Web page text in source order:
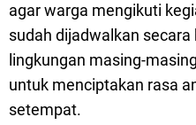
agar warga mengikuti
sudah dijadwalkan
lingkungan masing-
untuk menciptakan rasa
setempat.